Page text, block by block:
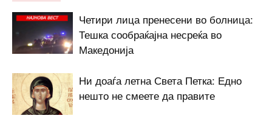
Четири лица пренесени во болница:
Тешка сообраќајна несреќа во
Македонија
Ни доаѓа летна Света Петка: Едно
нешто не смеете да правите